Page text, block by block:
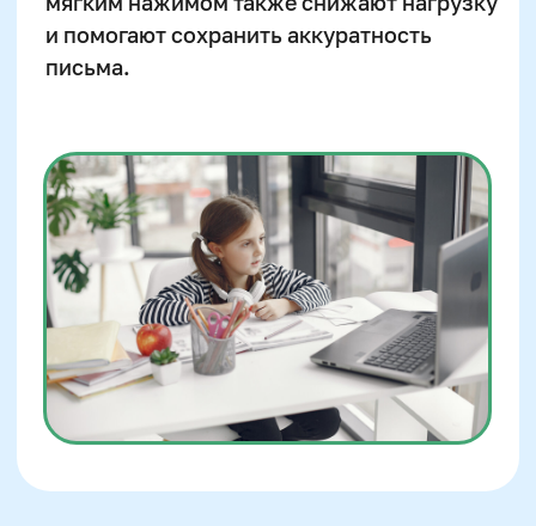
Обратите внимание на обратную связь.
Вместо «пиши аккуратнее» используйте
буквы одинаковой высоты» или
жизнь. Это может быть игра перед
уроками или короткая разминка. Такой
подход дает устойчивый эффект, потому